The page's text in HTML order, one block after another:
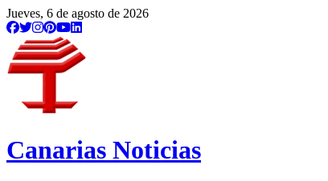
Jueves, 6 de agosto de 2026
Canarias Noticias